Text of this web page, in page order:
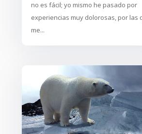
no es fácil; yo mismo he pasado por
experiencias muy dolorosas, por las
me...